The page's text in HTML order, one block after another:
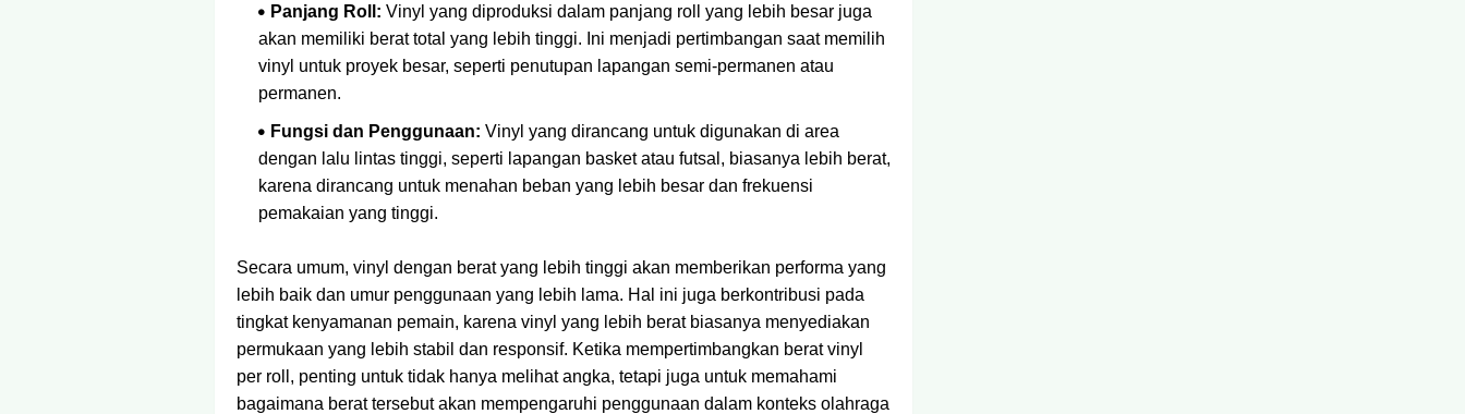
Panjang Roll: Vinyl yang diproduksi dalam panjang roll yang lebih besar juga
akan memiliki berat total yang lebih tinggi. Ini menjadi pertimbangan saat memilih
vinyl untuk proyek besar, seperti penutupan lapangan semi-permanen atau
permanen.
Fungsi dan Penggunaan: Vinyl yang dirancang untuk digunakan di area
dengan lalu lintas tinggi, seperti lapangan basket atau futsal, biasanya lebih berat,
karena dirancang untuk menahan beban yang lebih besar dan frekuensi
pemakaian yang tinggi.
Secara umum, vinyl dengan berat yang lebih tinggi akan memberikan performa yang
lebih baik dan umur penggunaan yang lebih lama. Hal ini juga berkontribusi pada
tingkat kenyamanan pemain, karena vinyl yang lebih berat biasanya menyediakan
permukaan yang lebih stabil dan responsif. Ketika mempertimbangkan berat vinyl
per roll, penting untuk tidak hanya melihat angka, tetapi juga untuk memahami
bagaimana berat tersebut akan mempengaruhi penggunaan dalam konteks olahraga